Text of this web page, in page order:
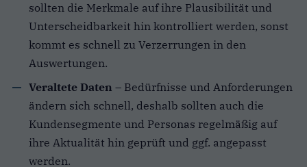
sollten die Merkmale auf ihre Plausibilität und
Unterscheidbarkeit hin kontrolliert werden, sonst
kommt es schnell zu Verzerrungen in den
Auswertungen.
Veraltete Daten – Bedürfnisse und Anforderungen
ändern sich schnell, deshalb sollten auch die
Kundensegmente und Personas regelmäßig auf
ihre Aktualität hin geprüft und ggf. angepasst
werden.